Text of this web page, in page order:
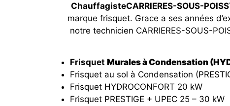
ChauffagisteCARRIERES-SOUS-
marque frisquet. Grace a ses années
notre technicien CARRIERES-SOUS-
Frisquet Murales à Condensation
Frisquet au sol à Condensation
Frisquet HYDROCONFORT 20 kW
Frisquet PRESTIGE + UPEC 25 – 30 kW